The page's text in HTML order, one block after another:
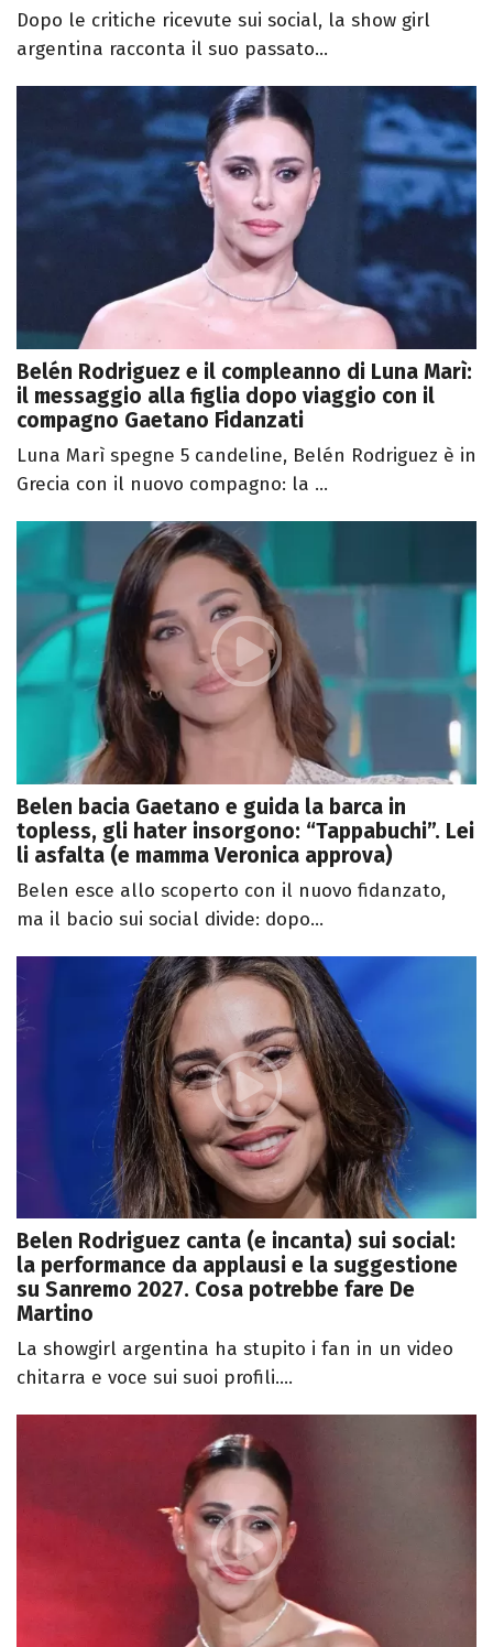
Dopo le critiche ricevute sui social, la show girl
argentina racconta il suo passato...
Belén Rodriguez e il compleanno di Luna Marì:
il messaggio alla figlia dopo viaggio con il
compagno Gaetano Fidanzati
Luna Marì spegne 5 candeline, Belén Rodriguez è in
Grecia con il nuovo compagno: la ...
Belen bacia Gaetano e guida la barca in
topless, gli hater insorgono: “Tappabuchi”. Lei
li asfalta (e mamma Veronica approva)
Belen esce allo scoperto con il nuovo fidanzato,
ma il bacio sui social divide: dopo...
Belen Rodriguez canta (e incanta) sui social:
la performance da applausi e la suggestione
su Sanremo 2027. Cosa potrebbe fare De
Martino
La showgirl argentina ha stupito i fan in un video
chitarra e voce sui suoi profili....